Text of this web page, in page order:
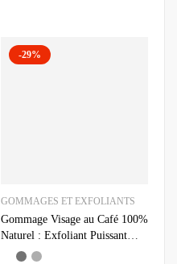
-29%
GOMMAGES ET EXFOLIANTS
Gommage Visage au Café 100%
Naturel : Exfoliant Puissant
pour une Peau Éclatante